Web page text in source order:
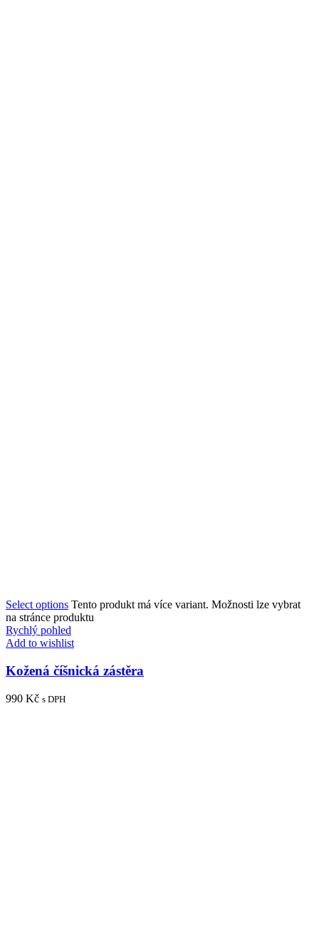
Select options Tento produkt má více variant. Možnosti lze vybrat
na stránce produktu
Rychlý pohled
Add to wishlist
Kožená číšnická zástěra
990 Kč s DPH